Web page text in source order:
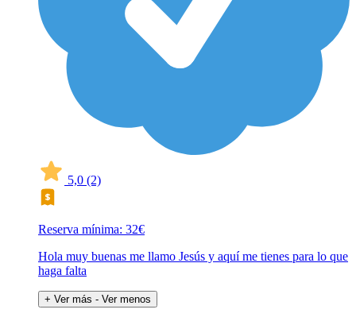
5,0 (2)
Reserva mínima: 32€
Hola muy buenas me llamo Jesús y aquí me tienes para lo que
haga falta
+ Ver más - Ver menos